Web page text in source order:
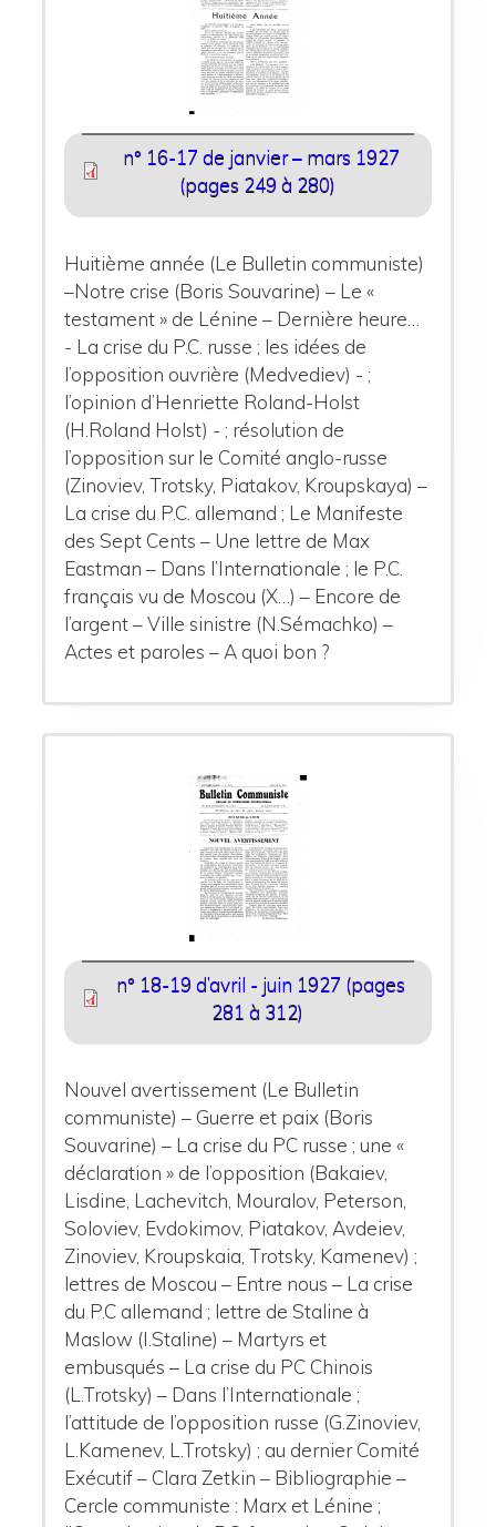
n° 16-17 de janvier – mars 1927
(pages 249 à 280)
Huitième année (Le Bulletin communiste)
–Notre crise (Boris Souvarine) – Le «
testament » de Lénine – Dernière heure…
- La crise du P.C. russe ; les idées de
l’opposition ouvrière (Medvediev) - ;
l’opinion d’Henriette Roland-Holst
(H.Roland Holst) - ; résolution de
l’opposition sur le Comité anglo-russe
(Zinoviev, Trotsky, Piatakov, Kroupskaya) –
La crise du P.C. allemand ; Le Manifeste
des Sept Cents – Une lettre de Max
Eastman – Dans l’Internationale ; le P.C.
français vu de Moscou (X…) – Encore de
l’argent – Ville sinistre (N.Sémachko) –
Actes et paroles – A quoi bon ?
n° 18-19 d’avril - juin 1927 (pages
281 à 312)
Nouvel avertissement (Le Bulletin
communiste) – Guerre et paix (Boris
Souvarine) – La crise du PC russe ; une «
déclaration » de l’opposition (Bakaiev,
Lisdine, Lachevitch, Mouralov, Peterson,
Soloviev, Evdokimov, Piatakov, Avdeiev,
Zinoviev, Kroupskaia, Trotsky, Kamenev) ;
lettres de Moscou – Entre nous – La crise
du P.C allemand ; lettre de Staline à
Maslow (I.Staline) – Martyrs et
embusqués – La crise du PC Chinois
(L.Trotsky) – Dans l’Internationale ;
l’attitude de l’opposition russe (G.Zinoviev,
L.Kamenev, L.Trotsky) ; au dernier Comité
Exécutif – Clara Zetkin – Bibliographie –
Cercle communiste : Marx et Lénine ;